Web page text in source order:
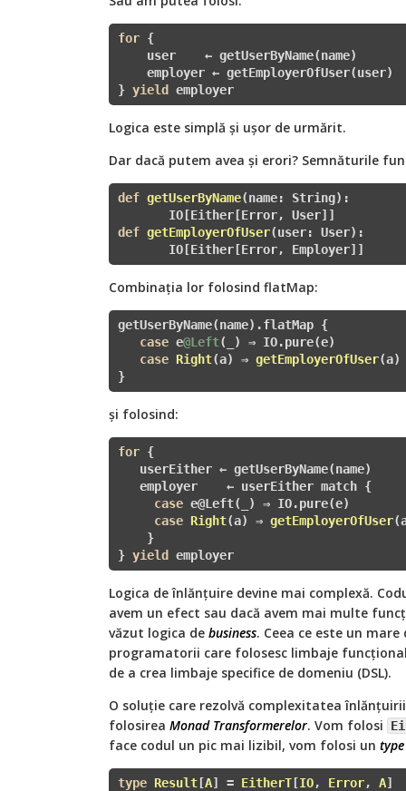
for {
    user    ← getUserByName(name)
    employer ← getEmployerOfUser(user)
} yield employer
Logica este simplă și ușor de urmărit.
Dar dacă putem avea și erori? Semnăturile
def getUserByName(name: String) :
def getEmployerOfUser(user: User) :
       IO[Either[Error, Employer]]
Combinația lor folosind flatMap:
getUserByName(name).flatMap {
case e@Left(_) ⇒ IO.pure(e)
case Right(a) ⇒ getEmployerOfUser(a)
}
și folosind:
for {
   userEither ← getUserByName(name)
   employer    ← userEither match {
case e@Left(_) ⇒ IO.pure(e)
case Right(a) ⇒ getEmployerOfUser
    }
} yield employer
Logica de înlănțuire devine mai complexă.
avem un efect sau dacă avem mai multe
văzut logica de business. Ceea ce este un
programatorii care folosesc limbaje
de a crea limbaje specifice de domeniu (DSL).
O soluție care rezolvă complexitatea
folosirea Monad Transformerelor. Vom folosi
face codul un pic mai lizibil, vom folosi un
type Result[A] = EitherT[IO, Error, A]